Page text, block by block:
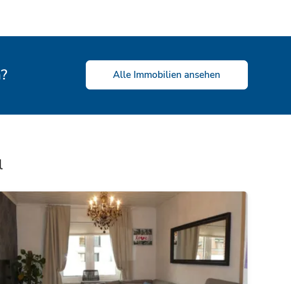
Alle Immobilien ansehen